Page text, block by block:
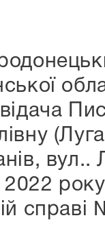
вул..